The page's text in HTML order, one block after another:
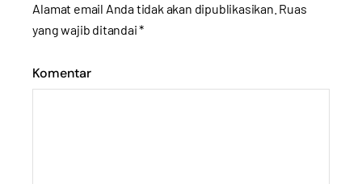
Alamat email Anda tidak akan dipublikasikan. Ruas
yang wajib ditandai*
Komentar